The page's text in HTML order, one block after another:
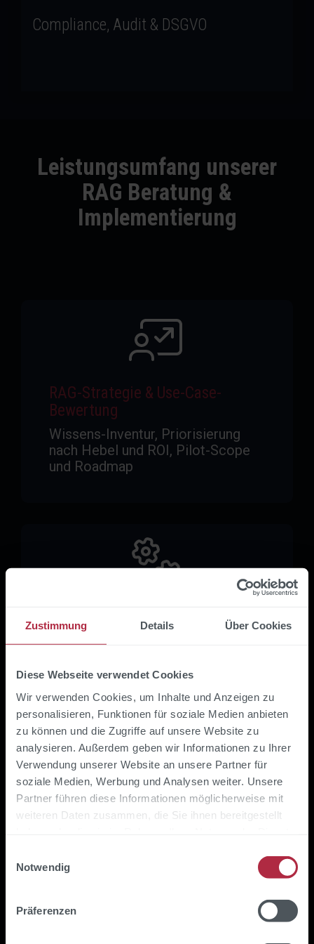
Zustimmung Details Über Cookies
Diese Webseite verwendet Cookies
Wir verwenden Cookies, um Inhalte und Anzeigen zu
personalisieren, Funktionen für soziale Medien anbieten
zu können und die Zugriffe auf unsere Website zu
analysieren. Außerdem geben wir Informationen zu Ihrer
Verwendung unserer Website an unsere Partner für
soziale Medien, Werbung und Analysen weiter. Unsere
Partner führen diese Informationen möglicherweise mit
weiteren Daten zusammen, die Sie ihnen bereitgestellt
Notwendig
Präferenzen
Compliance, Audit & DSGVO
– auch für regulierte Branchen wie Versicherungen,
Leistungsumfang unserer
RAG Beratung &
Implementierung
RAG-Strategie & Use-Case-
Bewertung
Wissens-Inventur, Priorisierung
nach Hebel und ROI, Pilot-Scope
und Roadmap
RAG-Implementierung &
Quellenanbindung
SharePoint, Confluence, SAP, Jira, CRM und
ERP
AI Act, DSGVO, ISO 42001